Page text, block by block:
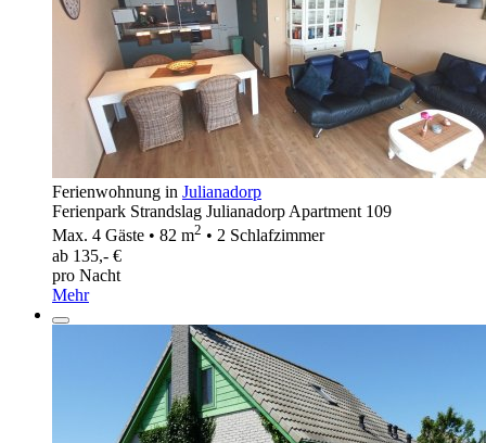
Ferienwohnung in Julianadorp
Ferienpark Strandslag Julianadorp Apartment 109
Max. 4 Gäste • 82 m2 • 2 Schlafzimmer
ab 135,- €
pro Nacht
Mehr